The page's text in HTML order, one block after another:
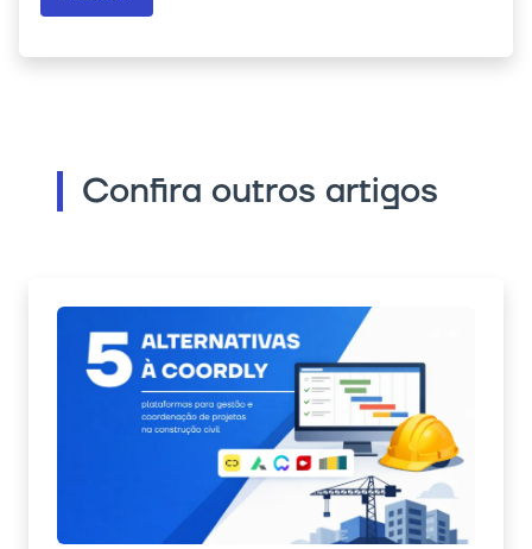
Confira outros artigos